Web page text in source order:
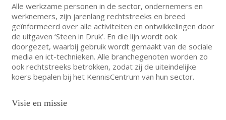
Alle werkzame personen in de sector, ondernemers en
werknemers, zijn jarenlang rechtstreeks en breed
geïnformeerd over alle activiteiten en ontwikkelingen door
de uitgaven ‘Steen in Druk’. En die lijn wordt ook
doorgezet, waarbij gebruik wordt gemaakt van de sociale
media en ict-technieken. Alle branchegenoten worden zo
ook rechtstreeks betrokken, zodat zij de uiteindelijke
koers bepalen bij het KennisCentrum van hun sector.
Visie en missie